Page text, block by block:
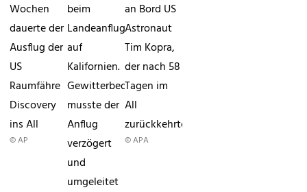
Wochen
dauerte der
Ausflug der
US
Raumfähre
Discovery
ins All
© AP
beim
Landeanflug
auf
Kalifornien.
Gewitterbedingt
musste der
Anflug
verzögert
und
umgeleitet
an Bord US
Astronaut
Tim Kopra,
der nach 58
Tagen im
All
zurückkehrte
© APA